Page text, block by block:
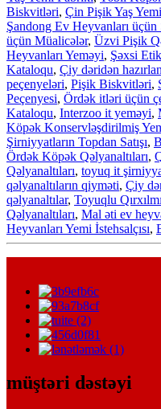
Biskvitləri, Çin Pişik Yaş Yemi
Şandong Ev Heyvanları
üçün Müalicələr, Üzvi Pişik
Heyvanları Yeməyi, Şəxsi
Kataloqu, Çiy dəridən
peçenyeləri, Pişik Biskvitləri,
Peçenyesi, Ördək itləri üçün
Kataloqu, Interzoo it yeməyi,
Köpək Konservləşdirilmiş
Şirniyyatların Topdan Satışı,
Ördək Köpək Qəlyanaltıları,
Qəlyanaltıları, toyuq it
qəlyanaltıların qiyməti, Çiy
qəlyanaltılar, Toyuqlu
Qəlyanaltıları, Mal əti ev
Heyvanları Yemi İstehsalçısı,
müştəri dəstəyi